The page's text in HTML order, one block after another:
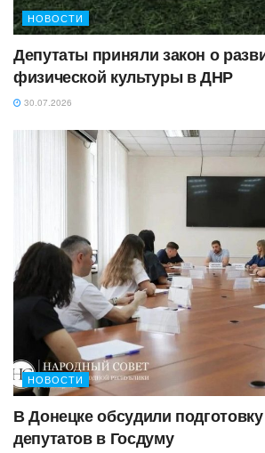
НОВОСТИ
Депутаты приняли закон о
физической культуры в ДНР
30.07.2026
НОВОСТИ
В Донецке обсудили
депутатов в Госдуму